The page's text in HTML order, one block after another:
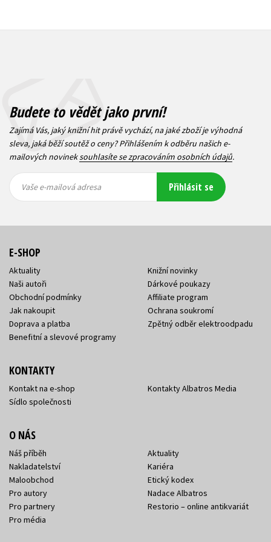
Budete to vědět jako první!
Zajímá Vás, jaký knižní hit právě vychází, na jaké zboží je výhodná
sleva, jaká běží soutěž o ceny? Přihlášením k odběru našich e-
mailových novineksouhlasíte se zpracováním osobních údajů.
mailová
mailová
Vaše e-mailová adresa Přihlásit se
E-SHOP
Aktuality
Naši autoři
Obchodní podmínky
Jak nakoupit
Doprava a platba
Benefitní a slevové programy
Knižní novinky
Dárkové poukazy
Affiliate program
Ochrana soukromí
Zpětný odběr elektroodpadu
KONTAKTY
Kontakt na e-shop
Sídlo společnosti
Kontakty Albatros Media
O NÁS
Náš příběh
Nakladatelství
Maloobchod
Pro autory
Pro partnery
Pro média
Aktuality
Kariéra
Etický kodex
Nadace Albatros
Restorio – online antikvariát